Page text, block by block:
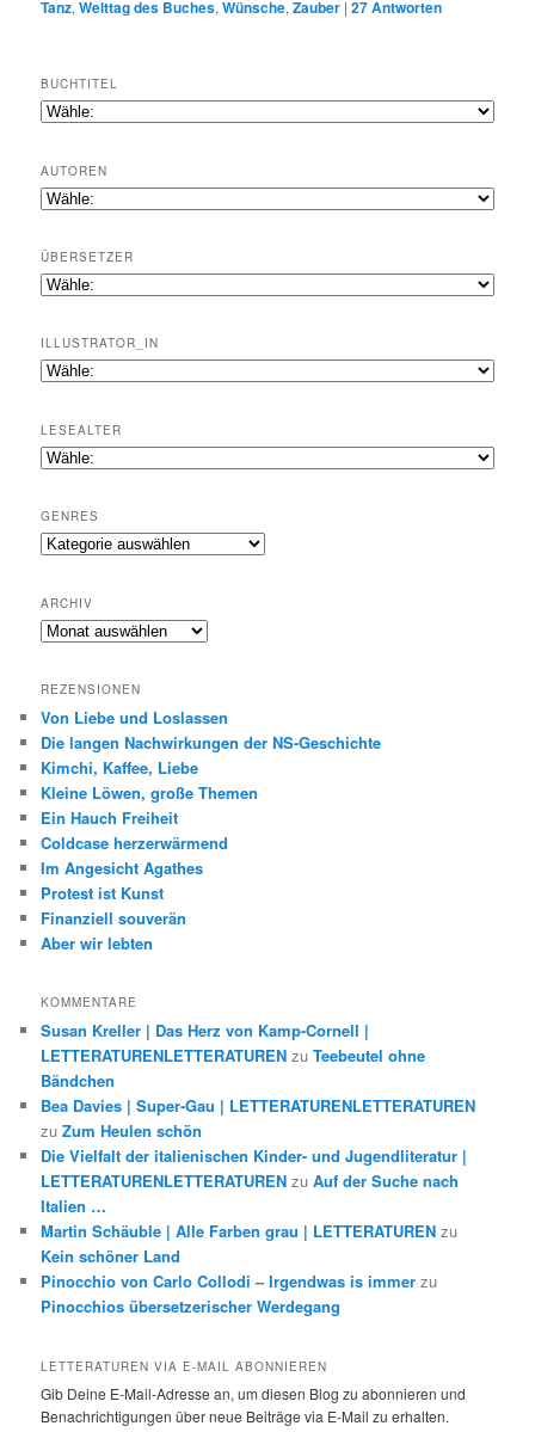
Tanz,Welttag des Buches,Wünsche,Zauber |27Antworten
BUCHTITEL
AUTOREN
ÜBERSETZER
ILLUSTRATOR_IN
LESEALTER
GENRES
Genres
ARCHIV
Archiv
REZENSIONEN
Von Liebe und Loslassen
Die langen Nachwirkungen der NS-Geschichte
Kimchi, Kaffee, Liebe
Kleine Löwen, große Themen
Ein Hauch Freiheit
Coldcase herzerwärmend
Im Angesicht Agathes
Protest ist Kunst
Finanziell souverän
Aber wir lebten
KOMMENTARE
Susan Kreller | Das Herz von Kamp-Cornell |
LETTERATURENLETTERATUREN zuTeebeutel ohne
Bändchen
Bea Davies | Super-Gau | LETTERATURENLETTERATUREN
zuZum Heulen schön
Die Vielfalt der italienischen Kinder- und Jugendliteratur |
LETTERATURENLETTERATUREN zuAuf der Suche nach
Italien …
Martin Schäuble | Alle Farben grau | LETTERATUREN zu
Kein schöner Land
Pinocchio von Carlo Collodi – Irgendwas is immer zu
Pinocchios übersetzerischer Werdegang
LETTERATUREN VIA E-MAIL ABONNIEREN
Gib Deine E-Mail-Adresse an, um diesen Blog zu abonnieren und
Benachrichtigungen über neue Beiträge via E-Mail zu erhalten.